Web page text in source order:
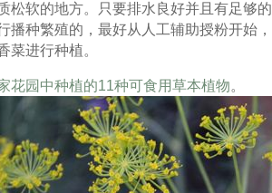
松软的地方。只要排水良好并且有足够
播种繁殖的，最好从人工辅助授粉开始
菜进行种植。
花园中种植的11种可食用草本植物。